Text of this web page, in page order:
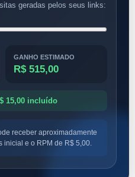
geradas pelos seus links:
GANHO ESTIMADO
R$ 515,00
15,00 incluído
receber aproximadamente
inicial e o RPM de R$ 5,00.